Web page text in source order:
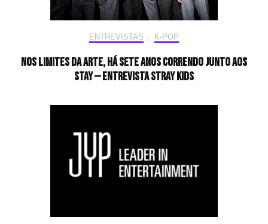
ENTREVISTAS , K-POP
Nos limites da arte, há sete anos correndo junto aos
STAY — Entrevista Stray Kids